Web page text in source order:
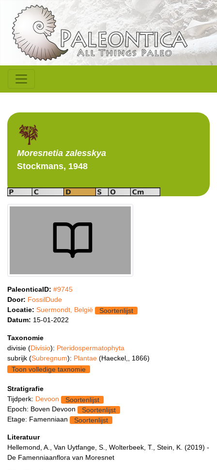
Moresnetia zalesskya
Stockmans, 1948
PaleonticaID: #9745
Door: FossilDude
Locatie: Suermondt, België
Soortenlijst
Datum: 15-01-2022
Taxonomie
divisie (Divisio): Pteridospermatophyta
subrijk (Subregnum): Plantae (Haeckel,, 1866)
Toon volledige taxnomie
Stratigrafie
Tijdperk: Devoon
Soortenlijst
Epoch: Boven Devoon
Soortenlijst
Etage: Famenniaan
Soortenlijst
Literatuur
Hellemond, A., Van Uytfange, S., Wolterbeek, T., Stein, K. (2019) -
De Famenniaanflora van Moresnet